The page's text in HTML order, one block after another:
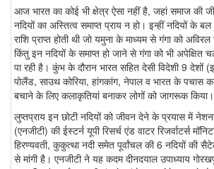
आज भारत का कोई भी क्षेत्र ऐसा नहीं है, जहां समाज की
नदियों का अस्तित्व समाप्त प्राय न हो। इन्हीं नदियों के
राशि प्राप्त होती थी जो यमुना के माध्यम से गंगा को अविरल
किंतु इन नदियों के समाप्त हो जाने से गंगा को भी अपेक्षित
पा रही है। कुंभ के दौरान भारत सहित देसी विदेशी 9 देशों
पोलैंड, साउथ कोरिया, हांगकांग, नेपाल व भारत के पचास
बचाने के लिए कलाकृतियां बनाकर लोगों को जागरूक किया।
लुप्तप्राय इन छोटी नदियों को जीवन देने के प्रयास में
(एनजीटी) की ईस्टर्न यूपी रिसर्च एंड वाटर रिजर्वाटर्स
हिरण्यवती, कुकुत्था नदी समेत पूर्वांचल की 6 नदियों की
से मांगी है। एनजीटी ने यह कदम दीनदयाल उपाध्याय